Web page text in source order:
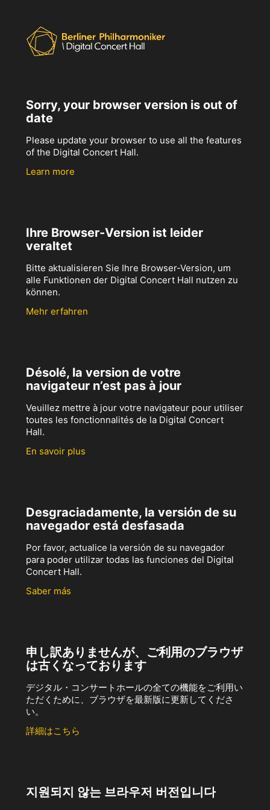
Sorry, your browser version is out of
date
Please update your browser to use all the features
of the Digital Concert Hall.
Learn more
Ihre Browser-Version ist leider
veraltet
Bitte aktualisieren Sie Ihre Browser-Version, um
alle Funktionen der Digital Concert Hall nutzen zu
können.
Mehr erfahren
Désolé, la version de votre
navigateur n’est pas à jour
Veuillez mettre à jour votre navigateur pour utiliser
toutes les fonctionnalités de la Digital Concert
Hall.
En savoir plus
Desgraciadamente, la versión de su
navegador está desfasada
Por favor, actualice la versión de su navegador
para poder utilizar todas las funciones del Digital
Concert Hall.
Saber más
申し訳ありませんが、ご利用のブラウザ
は古くなっております
デジタル・コンサートホールの全ての機能をご利用い
ただくために、ブラウザを最新版に更新してくださ
い。
詳細はこちら
지원되지 않는 브라우저 버전입니다